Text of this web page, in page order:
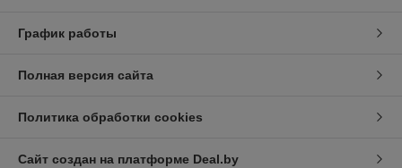
График работы
Полная версия сайта
Политика обработки cookies
Сайт создан на платформе Deal.by